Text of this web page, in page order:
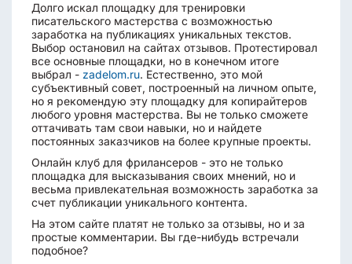
Долго искал площадку для тренировки
писательского мастерства с возможностью
заработка на публикациях уникальных текстов.
Выбор остановил на сайтах отзывов. Протестировал
все основные площадки, но в конечном итоге
выбрал - zadelom.ru. Естественно, это мой
субъективный совет, построенный на личном опыте,
но я рекомендую эту площадку для копирайтеров
любого уровня мастерства. Вы не только сможете
оттачивать там свои навыки, но и найдете
постоянных заказчиков на более крупные проекты.
Онлайн клуб для фрилансеров - это не только
площадка для высказывания своих мнений, но и
весьма привлекательная возможность заработка за
счет публикации уникального контента.
На этом сайте платят не только за отзывы, но и за
простые комментарии. Вы где-нибудь встречали
подобное?